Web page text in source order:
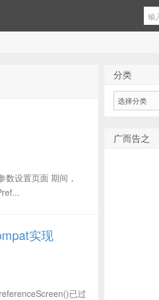
设置页面 期间，
实现
已过
分类
广而告之